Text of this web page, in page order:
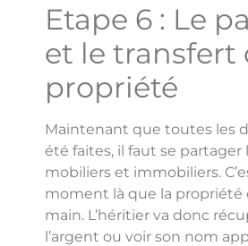
Etape 6 : Le
et le transfert
propriété
Maintenant que toutes les
été faites, il faut se partager
mobiliers et immobiliers.
moment là que la propriété
main. L’héritier va donc
l’argent ou voir son nom